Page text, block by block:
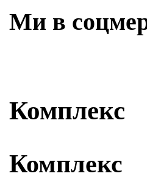
Ми в
Skip
content
Комплекс
Комплекс